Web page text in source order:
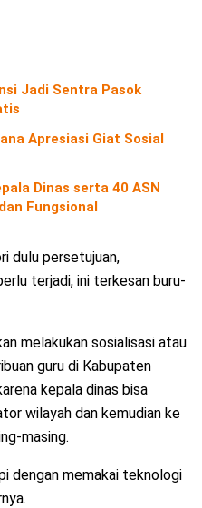
Jadi Sentra Pasok
Apresiasi Giat Sosial
Dinas serta 40 ASN
Fungsional
dulu persetujuan,
terjadi, ini terkesan buru-
melakukan sosialisasi atau
guru di Kabupaten
kepala dinas bisa
wilayah dan kemudian ke
masing.
dengan memakai teknologi